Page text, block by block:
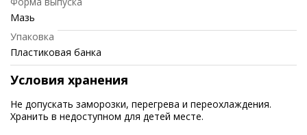
Мазь
Упаковка
Пластиковая банка
Условия хранения
Не допускать заморозки, перегрева и переохлаждения.
Хранить в недоступном для детей месте.